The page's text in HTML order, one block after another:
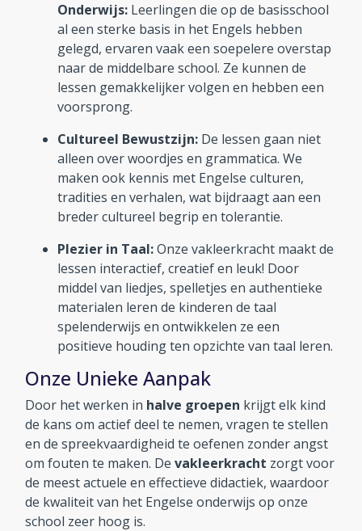
Onderwijs: Leerlingen die op de basisschool
al een sterke basis in het Engels hebben
gelegd, ervaren vaak een soepelere overstap
naar de middelbare school. Ze kunnen de
lessen gemakkelijker volgen en hebben een
voorsprong.
Cultureel Bewustzijn: De lessen gaan niet
alleen over woordjes en grammatica. We
maken ook kennis met Engelse culturen,
tradities en verhalen, wat bijdraagt aan een
breder cultureel begrip en tolerantie.
Plezier in Taal:Onze vakleerkracht maakt de
lessen interactief, creatief en leuk! Door
middel van liedjes, spelletjes en authentieke
materialen leren de kinderen de taal
spelenderwijs en ontwikkelen ze een
positieve houding ten opzichte van taal leren.
Onze Unieke Aanpak
Door het werken in halve groepen krijgt elk kind
de kans om actief deel te nemen, vragen te stellen
en de spreekvaardigheid te oefenen zonder angst
om fouten te maken. De vakleerkracht zorgt voor
de meest actuele en effectieve didactiek, waardoor
de kwaliteit van het Engelse onderwijs op onze
school zeer hoog is.